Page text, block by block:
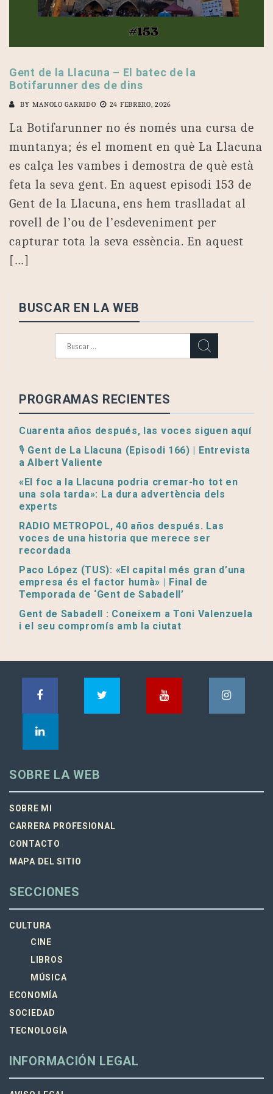
Gent de la Llacuna – El batec de la
Botifarunner des de dins
BY MANOLO GARRIDO 24 FEBRERO, 2026
La Botifarunner no és només una cursa de
muntanya; és el moment en què La Llacuna
es calça les vambes i demostra de què està
feta la seva gent. En aquest episodi 153 de
Gent de la Llacuna, ens hem traslladat al
rovell de l’ou de l’esdeveniment per
capturar tota la seva essència. En aquest
[…]
BUSCAR EN LA WEB
PROGRAMAS RECIENTES
Cuarenta años después, las voces siguen aquí
🎙️ Gent de La Llacuna (Episodi 166) | Entrevista
a Albert Valiente
«El foc a la Llacuna podria cremar-ho tot en
una sola tarda»: La dura advertència dels
experts
RADIO METROPOL, 40 años después. Las
voces de una historia que merece ser
recordada
Paco López (TUS): «El capital més gran d’una
empresa és el factor humà» | Final de
Temporada de ‘Gent de Sabadell’
Gent de Sabadell : Coneixem a Toni Valenzuela
i el seu compromís amb la ciutat
SOBRE LA WEB
SOBRE MI
CARRERA PROFESIONAL
CONTACTO
MAPA DEL SITIO
SECCIONES
CULTURA
CINE
LIBROS
MÚSICA
ECONOMÍA
SOCIEDAD
TECNOLOGÍA
INFORMACIÓN LEGAL